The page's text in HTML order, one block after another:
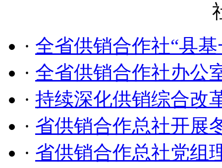
· 全省供销合作社“县
· 全省供销合作社办公
· 持续深化供销综合改
· 省供销合作总社开展
· 省供销合作总社党组